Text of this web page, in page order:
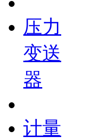
压力
变送
器
计量